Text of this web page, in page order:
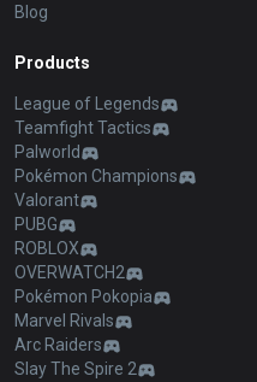
Blog
Products
League of Legends
Teamfight Tactics
Palworld
Pokémon Champions
Valorant
PUBG
ROBLOX
OVERWATCH2
Pokémon Pokopia
Marvel Rivals
Arc Raiders
Slay The Spire 2